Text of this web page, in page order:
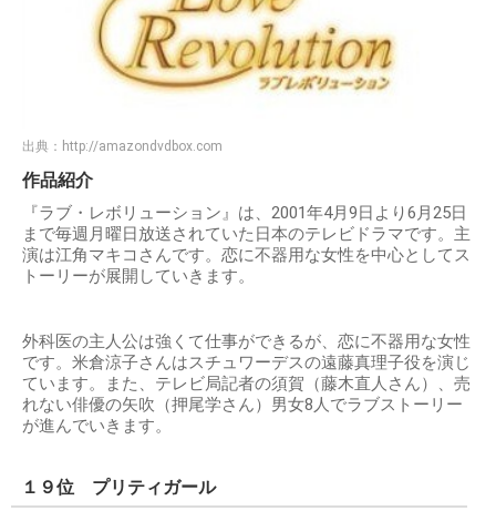
出典： http://amazondvdbox.com
作品紹介
『ラブ・レボリューション』は、2001年4月9日より6月25日
まで毎週月曜日放送されていた日本のテレビドラマです。主
演は江角マキコさんです。恋に不器用な女性を中心としてス
トーリーが展開していきます。
外科医の主人公は強くて仕事ができるが、恋に不器用な女性
です。米倉涼子さんはスチュワーデスの遠藤真理子役を演じ
ています。また、テレビ局記者の須賀（藤木直人さん）、売
れない俳優の矢吹（押尾学さん）男女8人でラブストーリー
が進んでいきます。
１９位 プリティガール